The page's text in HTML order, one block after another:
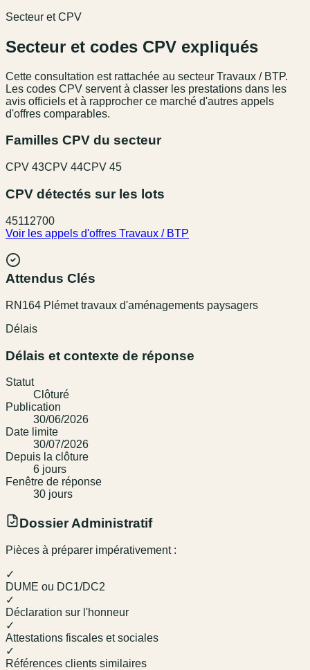
Secteur et CPV
Secteur et codes CPV expliqués
Cette consultation est rattachée au secteur Travaux / BTP.
Les codes CPV servent à classer les prestations dans les
avis officiels et à rapprocher ce marché d'autres appels
d'offres comparables.
Familles CPV du secteur
CPV 43CPV 44CPV 45
CPV détectés sur les lots
45112700
Voir les appels d'offres Travaux / BTP
Attendus Clés
RN164 Plémet travaux d'aménagements paysagers
Délais
Délais et contexte de réponse
Statut
Clôturé
Publication
30/06/2026
Date limite
30/07/2026
Depuis la clôture
6 jours
Fenêtre de réponse
30 jours
Dossier Administratif
Pièces à préparer impérativement :
✓
DUME ou DC1/DC2
✓
Déclaration sur l'honneur
✓
Attestations fiscales et sociales
✓
Références clients similaires